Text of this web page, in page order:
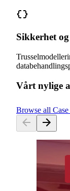
Sikkerhet
Vårt nylige
Browse all Case